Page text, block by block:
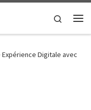
Search
Digitale avec